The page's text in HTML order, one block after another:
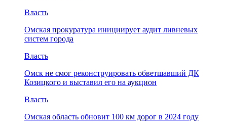
Власть
Омская прокуратура инициирует аудит ливневых
систем города
Власть
Омск не смог реконструировать обветшавший ДК
Козицкого и выставил его на аукцион
Власть
Омская область обновит 100 км дорог в 2024 году